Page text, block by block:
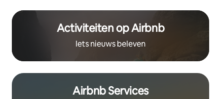
Activiteiten op Airbnb
Iets nieuws beleven
Airbnb Services